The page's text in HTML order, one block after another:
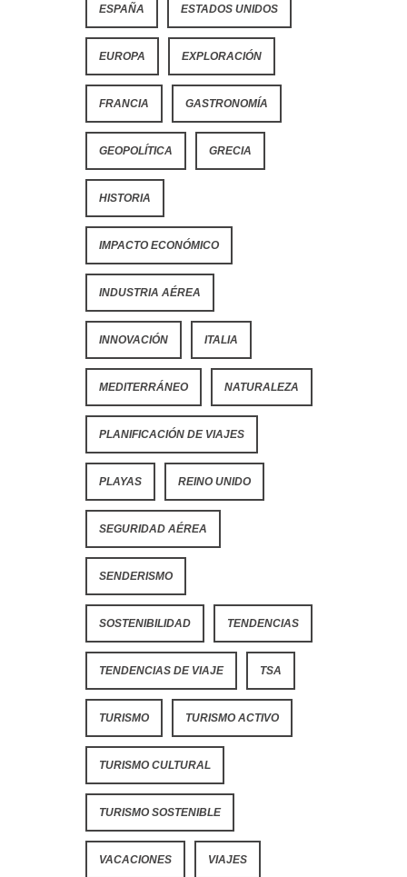
ESPAÑA ESTADOS UNIDOS
EUROPA EXPLORACIÓN
FRANCIA GASTRONOMÍA
GEOPOLÍTICA GRECIA
HISTORIA
IMPACTO ECONÓMICO
INDUSTRIA AÉREA
INNOVACIÓN ITALIA
MEDITERRÁNEO NATURALEZA
PLANIFICACIÓN DE VIAJES
PLAYAS REINO UNIDO
SEGURIDAD AÉREA
SENDERISMO
SOSTENIBILIDAD TENDENCIAS
TENDENCIAS DE VIAJE TSA
TURISMO TURISMO ACTIVO
TURISMO CULTURAL
TURISMO SOSTENIBLE
VACACIONES VIAJES